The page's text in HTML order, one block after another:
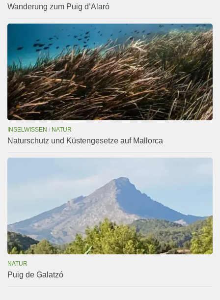
Wanderung zum Puig d’Alaró
INSELWISSEN / NATUR
Naturschutz und Küstengesetze auf Mallorca
NATUR
Puig de Galatzó